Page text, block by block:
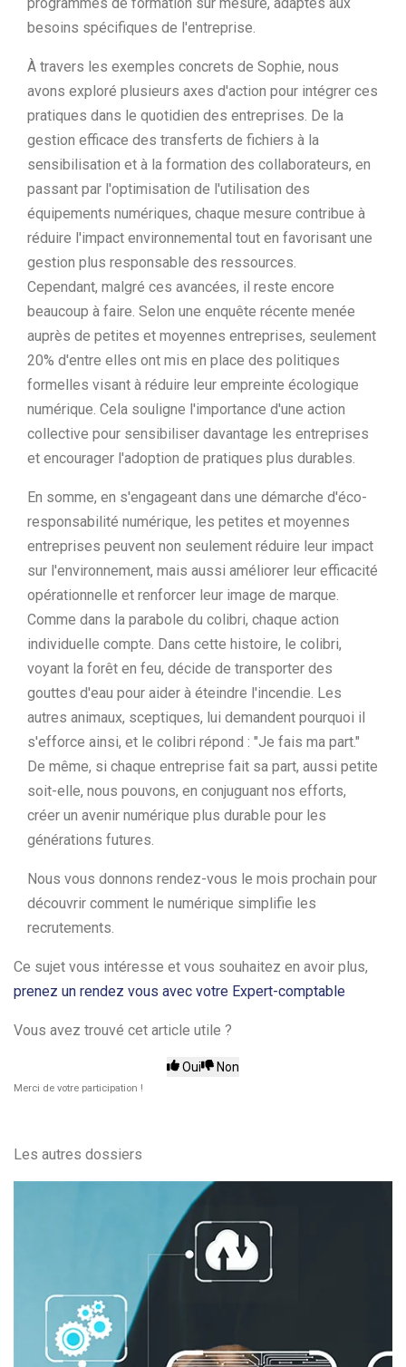
besoins spécifiques de l'entreprise.
À travers les exemples concrets de Sophie, nous
avons exploré plusieurs axes d'action pour intégrer ces
pratiques dans le quotidien des entreprises. De la
gestion efficace des transferts de fichiers à la
sensibilisation et à la formation des collaborateurs, en
passant par l'optimisation de l'utilisation des
équipements numériques, chaque mesure contribue à
réduire l'impact environnemental tout en favorisant une
gestion plus responsable des ressources.
Cependant, malgré ces avancées, il reste encore
beaucoup à faire. Selon une enquête récente menée
auprès de petites et moyennes entreprises, seulement
20% d'entre elles ont mis en place des politiques
formelles visant à réduire leur empreinte écologique
numérique. Cela souligne l'importance d'une action
collective pour sensibiliser davantage les entreprises
et encourager l'adoption de pratiques plus durables.
En somme, en s'engageant dans une démarche d'éco-
responsabilité numérique, les petites et moyennes
entreprises peuvent non seulement réduire leur impact
sur l'environnement, mais aussi améliorer leur efficacité
opérationnelle et renforcer leur image de marque.
Comme dans la parabole du colibri, chaque action
individuelle compte. Dans cette histoire, le colibri,
voyant la forêt en feu, décide de transporter des
gouttes d'eau pour aider à éteindre l'incendie. Les
autres animaux, sceptiques, lui demandent pourquoi il
s'efforce ainsi, et le colibri répond : "Je fais ma part."
De même, si chaque entreprise fait sa part, aussi petite
soit-elle, nous pouvons, en conjuguant nos efforts,
créer un avenir numérique plus durable pour les
générations futures.
Nous vous donnons rendez-vous le mois prochain pour
découvrir comment le numérique simplifie les
recrutements.
Ce sujet vous intéresse et vous souhaitez en avoir plus,
prenez un rendez vous avec votre Expert-comptable
Vous avez trouvé cet article utile ?
Oui Non
Merci de votre participation !
Les autres dossiers